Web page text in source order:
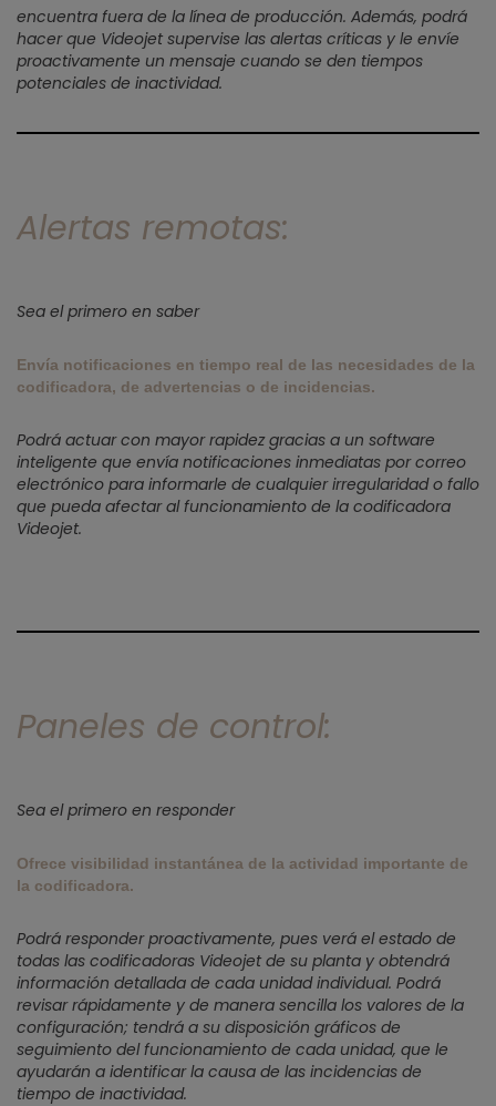
encuentra fuera de la línea de producción. Además, podrá
hacer que Videojet supervise las alertas críticas y le envíe
proactivamente un mensaje cuando se den tiempos
potenciales de inactividad.
Alertas remotas:
Sea el primero en saber
Envía notificaciones en tiempo real de las necesidades de la
codificadora, de advertencias o de incidencias.
Podrá actuar con mayor rapidez gracias a un software
inteligente que envía notificaciones inmediatas por correo
electrónico para informarle de cualquier irregularidad o fallo
que pueda afectar al funcionamiento de la codificadora
Videojet.
Paneles de control:
Sea el primero en responder
Ofrece visibilidad instantánea de la actividad importante de
la codificadora.
Podrá responder proactivamente, pues verá el estado de
todas las codificadoras Videojet de su planta y obtendrá
información detallada de cada unidad individual. Podrá
revisar rápidamente y de manera sencilla los valores de la
configuración; tendrá a su disposición gráficos de
seguimiento del funcionamiento de cada unidad, que le
ayudarán a identificar la causa de las incidencias de
tiempo de inactividad.